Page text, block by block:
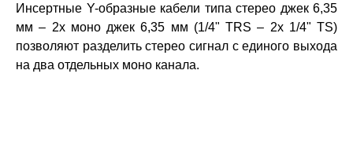
Инсертные Y-образные кабели типа стерео джек 6,35
мм – 2x моно джек 6,35 мм (1/4" TRS – 2x 1/4" TS)
позволяют разделить стерео сигнал с единого выхода
на два отдельных моно канала.